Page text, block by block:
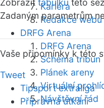
Kariéra
Redakce webu
DRFG Arena
DRFG Arena
Schéma tribun
Plánek areny
Virtuální
Návštěvní řád
Zobrazit tabulku této
Zadaným parametrům
Vaše připomínky k této
Tweet
Tipsport extraliga
Přípravná utkání